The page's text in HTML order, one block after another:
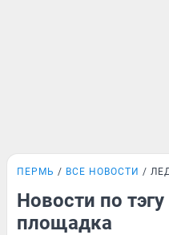
ПЕРМЬ ВСЕ НОВОСТИ
Новости по
площадка